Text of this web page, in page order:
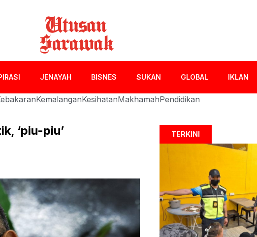
JENAYAH BISNES SUKAN GLOBAL IKLAN
KemalanganKesihatanMakhamahPendidikan
‘piu-piu’ TERKINI